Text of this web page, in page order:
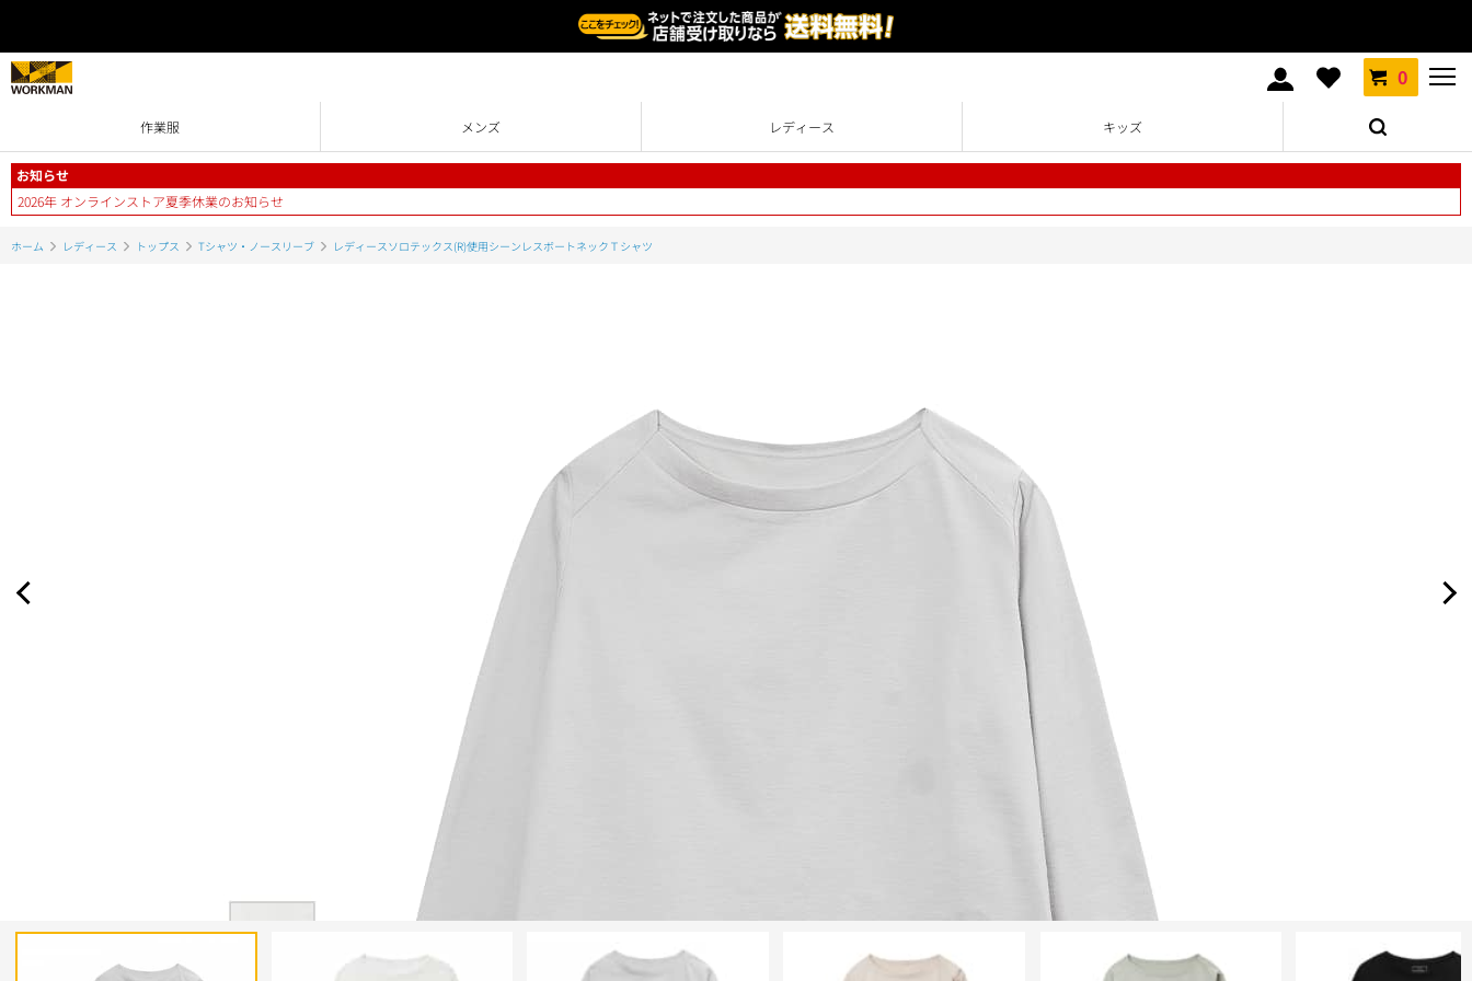
0
作業服 メンズ レディース キッズ
お知らせ
2026年 オンラインストア夏季休業のお知らせ
ホーム レディース トップス Tシャツ・ノースリーブ レディースソロテックス(R)使用シーンレスボートネックＴシャツ